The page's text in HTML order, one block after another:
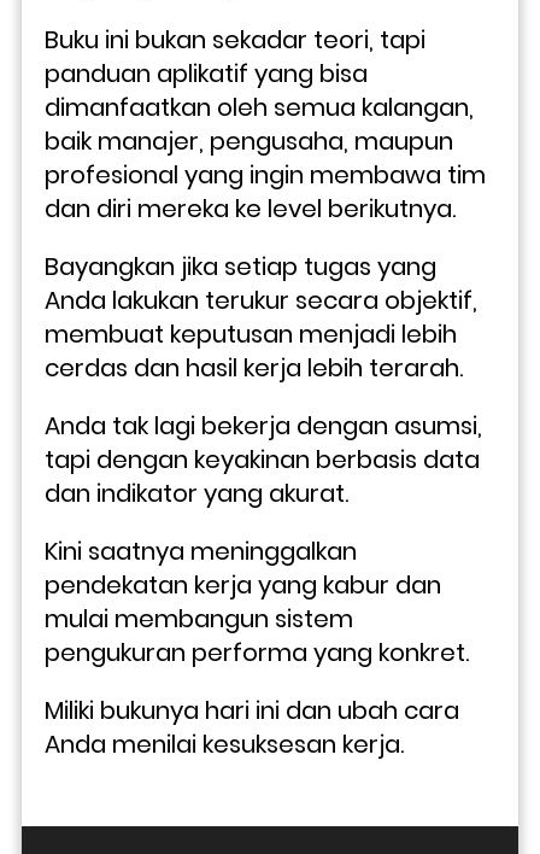
Buku ini bukan sekadar teori, tapi
panduan aplikatif yang bisa
dimanfaatkan oleh semua kalangan,
baik manajer, pengusaha, maupun
profesional yang ingin membawa tim
dan diri mereka ke level berikutnya.
Bayangkan jika setiap tugas yang
Anda lakukan terukur secara objektif,
membuat keputusan menjadi lebih
cerdas dan hasil kerja lebih terarah.
Anda tak lagi bekerja dengan asumsi,
tapi dengan keyakinan berbasis data
dan indikator yang akurat.
Kini saatnya meninggalkan
pendekatan kerja yang kabur dan
mulai membangun sistem
pengukuran performa yang konkret.
Miliki bukunya hari ini dan ubah cara
Anda menilai kesuksesan kerja.